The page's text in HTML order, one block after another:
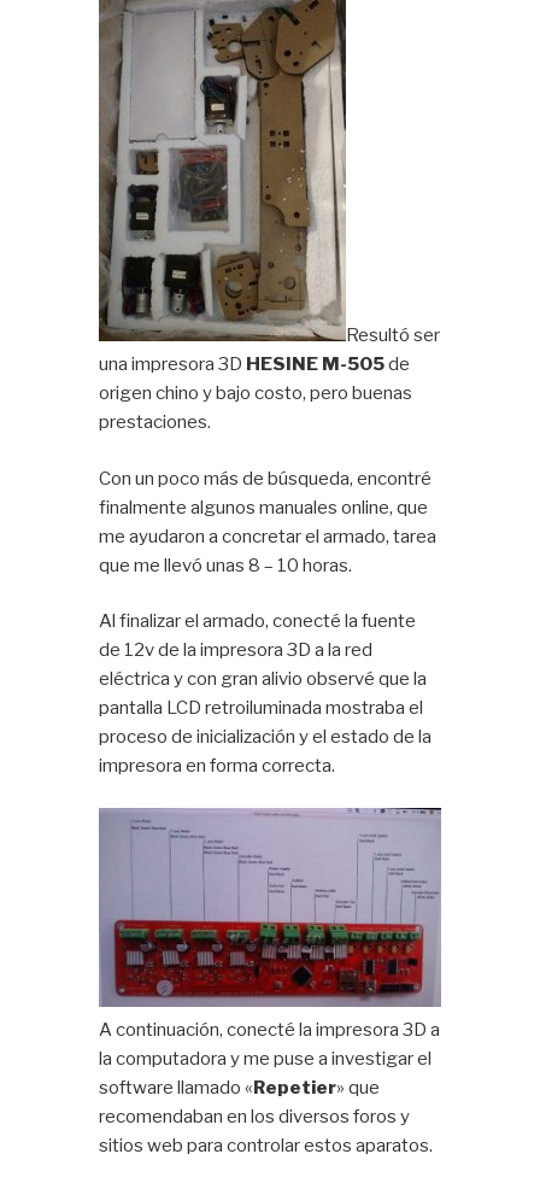
Resultó ser
una impresora 3D HESINE M-505de
origen chino y bajo costo, pero buenas
prestaciones.
Con un poco más de búsqueda, encontré
finalmente algunos manuales online, que
me ayudaron a concretar el armado, tarea
que me llevó unas 8 – 10 horas.
Al finalizar el armado, conecté la fuente
de 12v de la impresora 3D a la red
eléctrica y con gran alivio observé que la
pantalla LCD retroiluminada mostraba el
proceso de inicialización y el estado de la
impresora en forma correcta.
A continuación, conecté la impresora 3D a
la computadora y me puse a investigar el
software llamado « Repetier» que
recomendaban en los diversos foros y
sitios web para controlar estos aparatos.